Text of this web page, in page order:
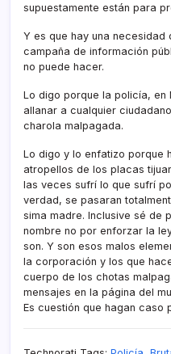
supuestamente están para
Y es que hay una
campaña de información
no puede hacer.
Lo digo porque la policí­a,
allanar a cualquier
charola malpagada.
Lo digo y lo enfatizo porque
atropellos de los placas
las veces sufrí­ lo que sufrí­
verdad, se pasaran
sima madre. Inclusive sé de
nombre no por enforzar la
son. Y son esos malos
la corporación y los que
cuerpo de los chotas
mensajes en la página del
Es cuestión que hagan caso